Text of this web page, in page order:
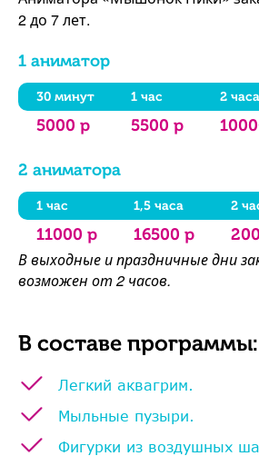
2 до 7 лет.
1 аниматор
30 минут 1 час 2 часа
5000 р 5500 р
2 аниматора
1 час 1,5 часа 2
11000 р 16500 р
В выходные и праздничные дни
возможен от 2 часов.
В составе программы:
Легкий аквагрим.
Мыльные пузыри.
Фигурки из воздушных